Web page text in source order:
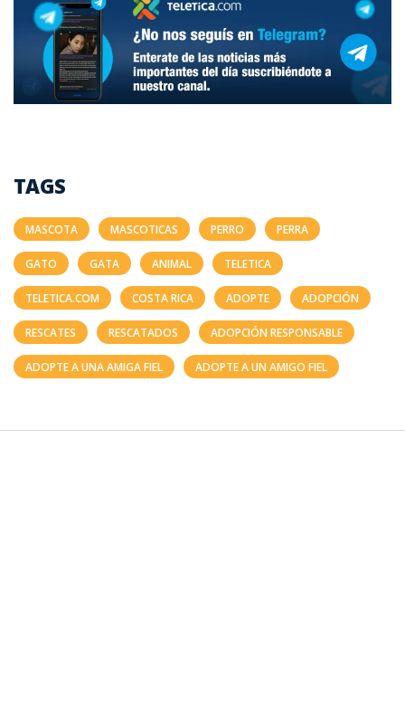
TAGS
MASCOTA MASCOTICAS PERRO PERRA
GATO GATA ANIMAL TELETICA
TELETICA.COM COSTA RICA ADOPTE ADOPCIÓN
RESCATES RESCATADOS ADOPCIÓN RESPONSABLE
ADOPTE A UNA AMIGA FIEL ADOPTE A UN AMIGO FIEL